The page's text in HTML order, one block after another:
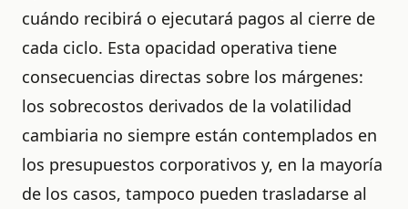
cuándo recibirá o ejecutará pagos al cierre de
cada ciclo. Esta opacidad operativa tiene
consecuencias directas sobre los márgenes:
los sobrecostos derivados de la volatilidad
cambiaria no siempre están contemplados en
los presupuestos corporativos y, en la mayoría
de los casos, tampoco pueden trasladarse al